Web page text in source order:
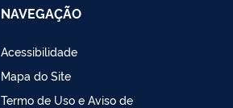
NAVEGAÇÃO
Acessibilidade
Mapa do Site
Termo de Uso e Aviso de